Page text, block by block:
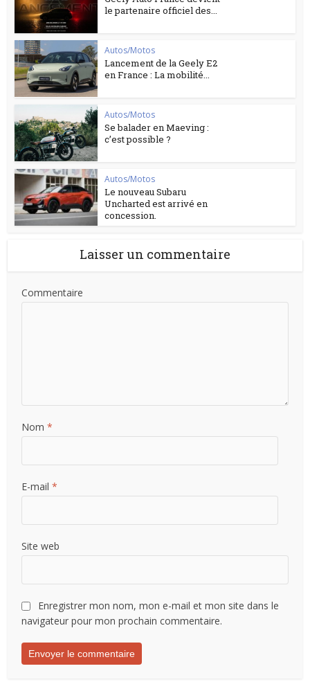
le partenaire officiel des...
Autos/Motos
Lancement de la Geely E2
en France : La mobilité...
Autos/Motos
Se balader en Maeving :
c’est possible ?
Autos/Motos
Le nouveau Subaru
Uncharted est arrivé en
concession.
Laisser un commentaire
Commentaire
Nom*
E-mail*
Site web
Enregistrer mon nom, mon e-mail et mon site dans le
navigateur pour mon prochain commentaire.